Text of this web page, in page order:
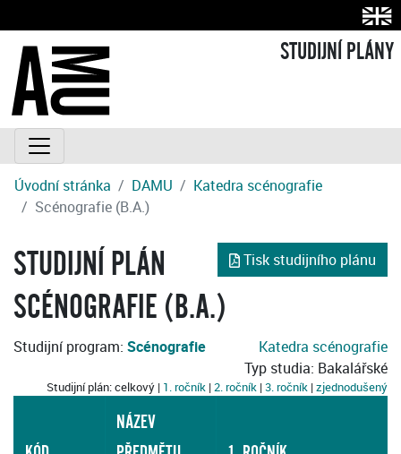
STUDIJNÍ PLÁNY
Úvodní stránka DAMU
Katedra scénografie
Scénografie (B.A.)
Tisk studijního plánu
STUDIJNÍ PLÁN
SCÉNOGRAFIE (B.A.)
Studijní program: Scénografie
Katedra scénografie
Typ studia: Bakalářské
Studijní plán: celkový | 1. ročník |2. ročník |3. ročník |zjednodušený
NÁZEV